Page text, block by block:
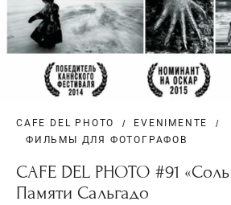
CAFE DEL PHOTO
EVENIMENTE
ФИЛЬМЫ ДЛЯ ФОТОГРАФОВ
CAFE DEL PHOTO #91
Памяти Сальгадо